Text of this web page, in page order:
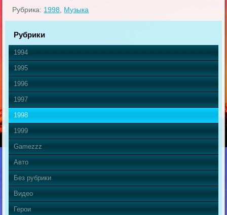
Рубрика: 1998, Музыка
Рубрики
1994
1995
1996
1997
1998
1999
Gamezzz
Авто
Без рубрики
Видео
Герои